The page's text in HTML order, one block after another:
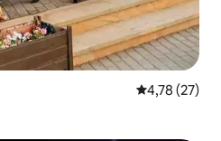
Gemiddelde
4,78 (27)